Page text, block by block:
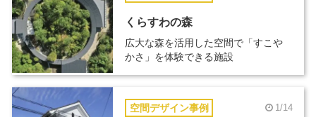
くらすわの森
広大な森を活用した空間で「すこや
かさ」を体験できる施設
空間デザイン事例 1/14